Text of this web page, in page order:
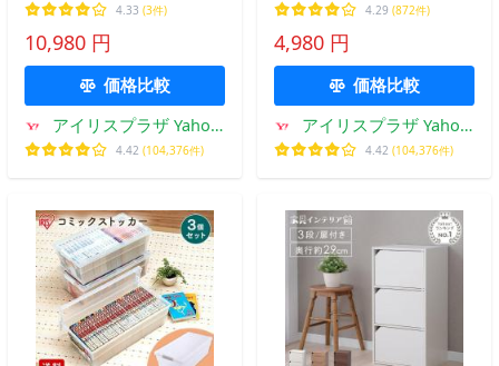
れ コミックラック 本 漫画
可動棚 見せる 趣味 ディス
プレイラック PCSS9090
4.33 (3件)
10,980 円
価格比較
アイリスプラザ Yahoo!
店
4.42 (104,376件)
40 おしゃれ オープンラッ
ク 本棚 CBボックス ボック
ス コンパクト CX-3
4.29 (872件)
4,980 円
価格比較
アイリスプラザ Yahoo!
店
4.42 (104,376件)